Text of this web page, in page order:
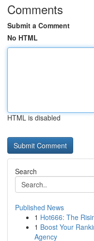
Comments
Submit a Comment
No HTML
HTML is disabled
Search
Published News
1 Hot666: The
1 Boost Your
Agency